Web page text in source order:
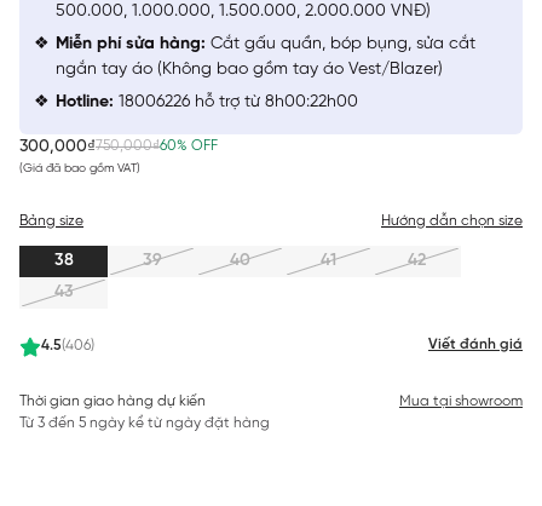
300,000₫750,000₫60% OFF
(Giá đã bao gồm VAT)
4.5(406) Viết đánh giá
Bảng size Hướng dẫn chọn size
38 39 40 41
42
43
Thời gian giao hàng dự kiến
Từ 3 đến 5 ngày kể từ ngày đặt hàng
Mua tại showroom
500.000, 1.000.000, 1.500.000, 2.000.000 VNĐ)
Miễn phí sửa hàng: Cắt gấu quần, bóp bụng, sửa cắt
ngắn tay áo (Không bao gồm tay áo Vest/Blazer)
Hotline: 18006226 hỗ trợ từ 8h00:22h00